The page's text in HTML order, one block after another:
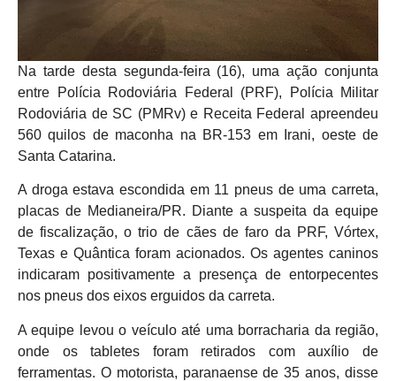
Na tarde desta segunda-feira (16), uma ação conjunta
entre Polícia Rodoviária Federal (PRF), Polícia Militar
Rodoviária de SC (PMRv) e Receita Federal apreendeu
560 quilos de maconha na BR-153 em Irani, oeste de
Santa Catarina.
A droga estava escondida em 11 pneus de uma carreta,
placas de Medianeira/PR. Diante a suspeita da equipe
de fiscalização, o trio de cães de faro da PRF, Vórtex,
Texas e Quântica foram acionados. Os agentes caninos
indicaram positivamente a presença de entorpecentes
nos pneus dos eixos erguidos da carreta.
A equipe levou o veículo até uma borracharia da região,
onde os tabletes foram retirados com auxílio de
ferramentas. O motorista, paranaense de 35 anos, disse